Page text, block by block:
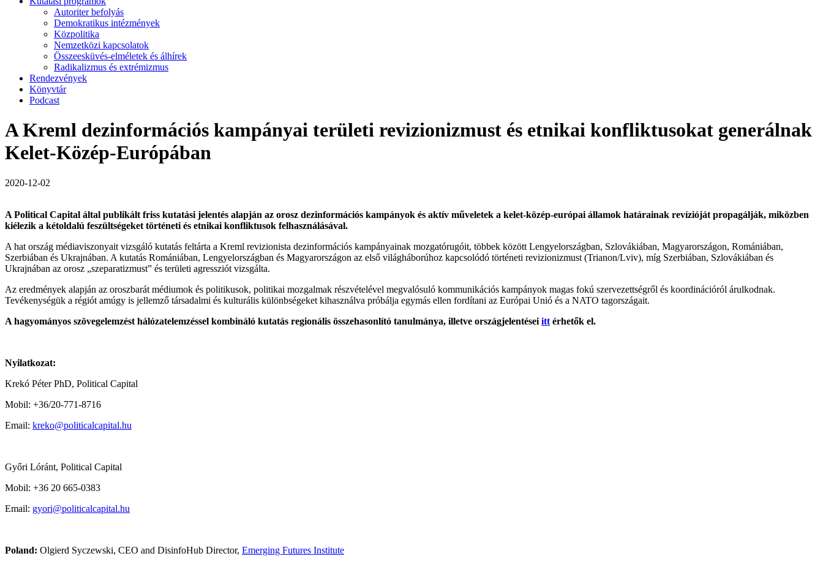
Autoriter befolyás
Demokratikus intézmények
Közpolitika
Nemzetközi kapcsolatok
Összeesküvés-elméletek és álhírek
Radikalizmus és extrémizmus
Rendezvények
Könyvtár
Podcast
A Kreml dezinformációs kampányai területi revizionizmust és etnikai konfliktusokat generálnak
Kelet-Közép-Európában
2020-12-02
A Political Capital által publikált friss kutatási jelentés alapján az orosz dezinformációs kampányok és aktív műveletek a kelet-közép-európai államok határainak revízióját propagálják, miközben
kiélezik a kétoldalú feszültségeket történeti és etnikai konfliktusok felhasználásával.
A hat ország médiaviszonyait vizsgáló kutatás feltárta a Kreml revizionista dezinformációs kampányainak mozgatórugóit, többek között Lengyelországban, Szlovákiában, Magyarországon, Romániában,
Szerbiában és Ukrajnában. A kutatás Romániában, Lengyelországban és Magyarországon az első világháborúhoz kapcsolódó történeti revizionizmust (Trianon/Lviv), míg Szerbiában, Szlovákiában és
Ukrajnában az orosz „szeparatizmust” és területi agressziót vizsgálta.
Az eredmények alapján az oroszbarát médiumok és politikusok, politikai mozgalmak részvételével megvalósuló kommunikációs kampányok magas fokú szervezettségről és koordinációról árulkodnak.
Tevékenységük a régiót amúgy is jellemző társadalmi és kulturális különbségeket kihasználva próbálja egymás ellen fordítani az Európai Unió és a NATO tagországait.
A hagyományos szövegelemzést hálózatelemzéssel kombináló kutatás regionális összehasonlító tanulmánya, illetve országjelentései itt érhetők el.
Nyilatkozat:
Krekó Péter PhD, Political Capital
Mobil: +36/20-771-8716
Email: kreko@politicalcapital.hu
Győri Lóránt, Political Capital
Mobil: +36 20 665-0383
Email: gyori@politicalcapital.hu
Poland: Olgierd Syczewski, CEO and DisinfoHub Director, Emerging Futures Institute